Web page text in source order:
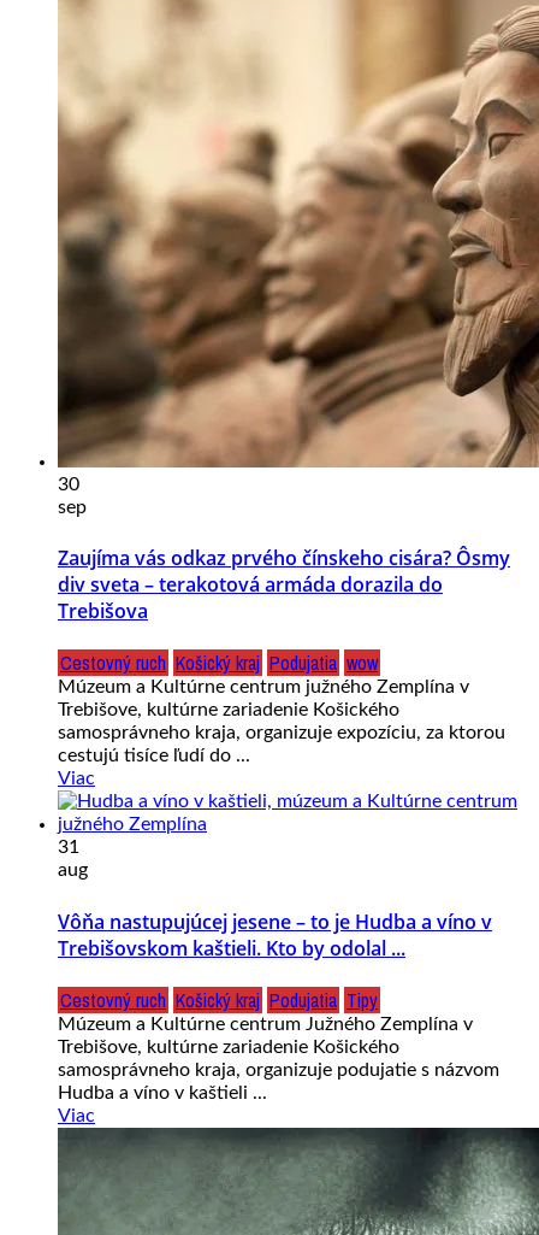
30
sep
Zaujíma vás odkaz prvého čínskeho cisára? Ôsmy
div sveta – terakotová armáda dorazila do
Trebišova
Cestovný ruch Košický kraj Podujatia wow
Múzeum a Kultúrne centrum južného Zemplína v
Trebišove, kultúrne zariadenie Košického
samosprávneho kraja, organizuje expozíciu, za ktorou
cestujú tisíce ľudí do ...
Viac
31
aug
Vôňa nastupujúcej jesene – to je Hudba a víno v
Trebišovskom kaštieli. Kto by odolal ...
Cestovný ruch Košický kraj Podujatia Tipy
Múzeum a Kultúrne centrum Južného Zemplína v
Trebišove, kultúrne zariadenie Košického
samosprávneho kraja, organizuje podujatie s názvom
Hudba a víno v kaštieli ...
Viac